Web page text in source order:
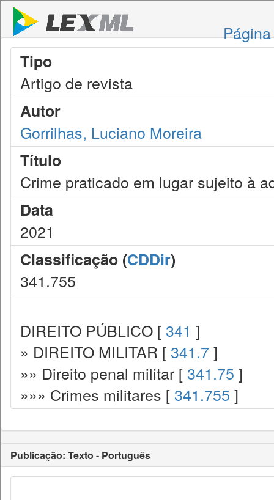
Tipo
Artigo de revista
Autor
Gorrilhas, Luciano Moreira
Título
Crime praticado em lugar sujeito à
Data
2021
Classificação (CDDir)
341.755
DIREITO PÚBLICO [ 341 ]
» DIREITO MILITAR [ 341.7 ]
»» Direito penal militar [ 341.75 ]
»»» Crimes militares [ 341.755 ]
Publicação: Texto - Português